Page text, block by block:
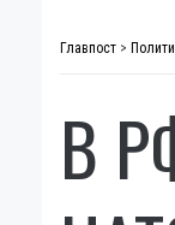
Главпост >
В